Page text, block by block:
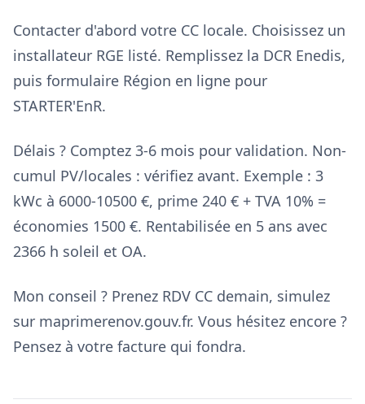
Contacter d'abord votre CC locale. Choisissez un
installateur RGE listé. Remplissez la DCR Enedis,
puis formulaire Région en ligne pour
STARTER'EnR.
Délais ? Comptez 3-6 mois pour validation. Non-
cumul PV/locales : vérifiez avant. Exemple : 3
kWc à 6000-10500 €, prime 240 € + TVA 10% =
économies 1500 €. Rentabilisée en 5 ans avec
2366 h soleil et OA.
Mon conseil ? Prenez RDV CC demain, simulez
sur maprimerenov.gouv.fr. Vous hésitez encore ?
Pensez à votre facture qui fondra.